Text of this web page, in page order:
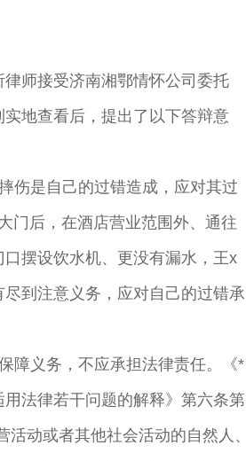
师接受济南湘鄂情怀公司委托
地查看后，提出了以下答辩意
伤是自己的过错造成，应对其过
门后，在酒店营业范围外、通往
摆设饮水机、更没有漏水，王x
到注意义务，应对自己的过错承
障义务，不应承担法律责任。《*
法律若干问题的解释》第六条第
动或者其他社会活动的自然人、